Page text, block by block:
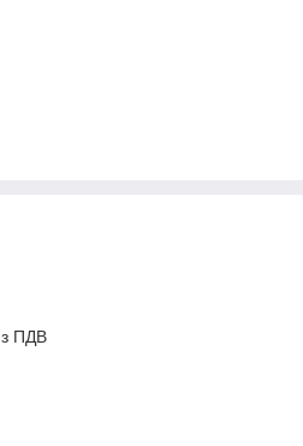
з ПДВ